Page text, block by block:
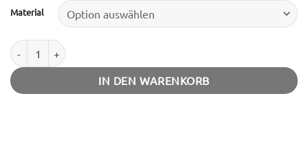
Material
BlueFjord_II Menge
IN DEN WARENKORB